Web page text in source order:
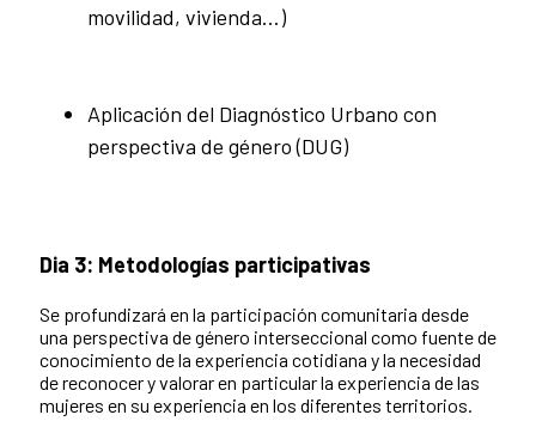
movilidad, vivienda…)
Aplicación del Diagnóstico Urbano con
perspectiva de género (DUG)
Dia 3: Metodologías participativas
Se profundizará en la participación comunitaria desde
una perspectiva de género interseccional como fuente de
conocimiento de la experiencia cotidiana y la necesidad
de reconocer y valorar en particular la experiencia de las
mujeres en su experiencia en los diferentes territorios.